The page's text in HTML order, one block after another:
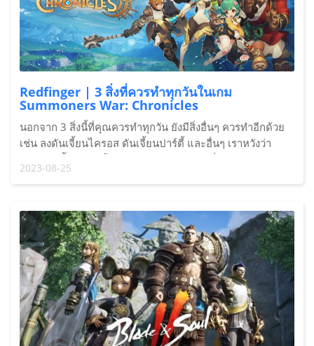
Redfinger | 3 สิ่งที่ควรทำทุกวันในเกม
Summoners War: Chronicles
นอกจาก 3 สิ่งนี้ที่คุณควรทำทุกวัน ยังมีสิ่งอื่นๆ ควรทำอีกด้วย
เช่น ลงดันเจี้ยนไครอส ดันเจี้ยนปาร์ตี้ และอื่นๆ เราหวังว่า
บทความนี้จะมีประโยชน์สำหรับนักผจญภัยที่เล่น Summoners
War: Chronicles ตัวละครของคุณจะอัปเลเวลขึ้นไวมาก หาก
2023-08-25